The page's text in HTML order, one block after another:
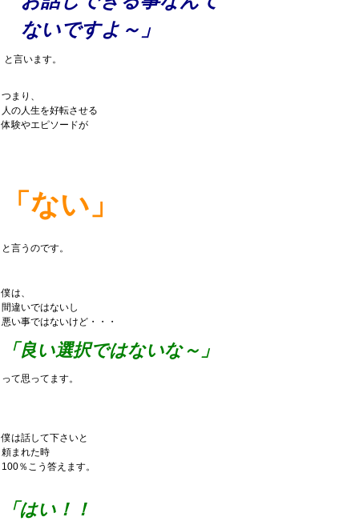
ないですよ～」
と言います。
つまり、
人の人生を好転させる
体験やエピソードが
「ない」
と言うのです。
僕は、
間違いではないし
悪い事ではないけど・・・
「良い選択ではないな～」
って思ってます。
僕は話して下さいと
頼まれた時
100％こう答えます。
「はい！！